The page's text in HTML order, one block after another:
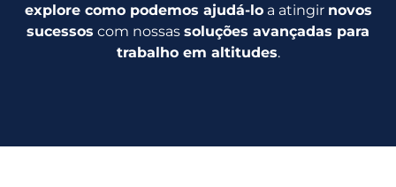
explore como podemos ajudá-loa atingir novos
sucessos com nossas soluções avançadas para
trabalho em altitudes.